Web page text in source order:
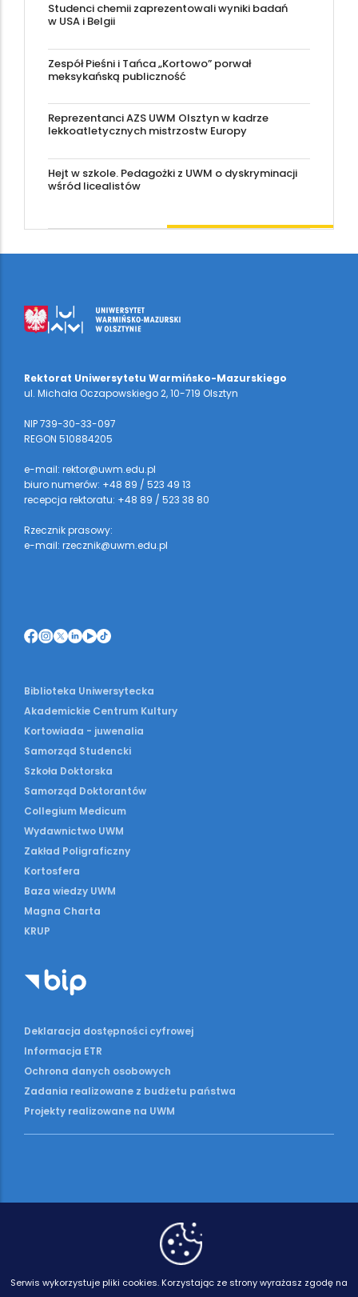
Studenci chemii zaprezentowali wyniki badań
w USA i Belgii
Zespół Pieśni i Tańca „Kortowo” porwał
meksykańską publiczność
Reprezentanci AZS UWM Olsztyn w kadrze
lekkoatletycznych mistrzostw Europy
Hejt w szkole. Pedagożki z UWM o dyskryminacji
wśród licealistów
Rektorat Uniwersytetu Warmińsko-Mazurskiego
ul. Michała Oczapowskiego 2, 10-719 Olsztyn
NIP 739-30-33-097
REGON 510884205
e-mail: rektor@uwm.edu.pl
biuro numerów: +48 89 / 523 49 13
recepcja rektoratu: +48 89 / 523 38 80
Rzecznik prasowy:
e-mail: rzecznik@uwm.edu.pl
Biblioteka Uniwersytecka
Akademickie Centrum Kultury
Kortowiada - juwenalia
Samorząd Studencki
Szkoła Doktorska
Samorząd Doktorantów
Collegium Medicum
Wydawnictwo UWM
Zakład Poligraficzny
Kortosfera
Baza wiedzy UWM
Magna Charta
KRUP
Deklaracja dostępności cyfrowej
Informacja ETR
Ochrona danych osobowych
Zadania realizowane z budżetu państwa
Projekty realizowane na UWM
Serwis wykorzystuje pliki cookies. Korzystając ze strony wyrażasz zgodę na